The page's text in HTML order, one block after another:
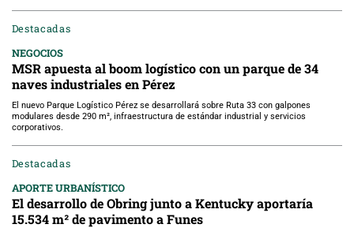
Destacadas
NEGOCIOS
MSR apuesta al boom logístico con un parque de 34
naves industriales en Pérez
El nuevo Parque Logístico Pérez se desarrollará sobre Ruta 33 con galpones
modulares desde 290 m², infraestructura de estándar industrial y servicios
corporativos.
Destacadas
APORTE URBANÍSTICO
El desarrollo de Obring junto a Kentucky aportaría
15.534 m² de pavimento a Funes